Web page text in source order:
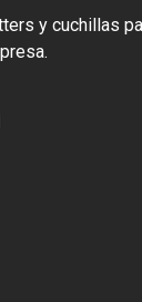
y cuchillas